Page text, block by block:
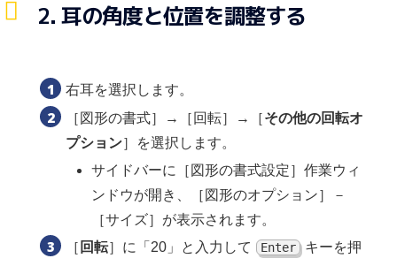
2. 耳の角度と位置を調整する
右耳を選択します。
［図形の書式］→［回転］→［その他の回転オ
プション］を選択します。
サイドバーに［図形の書式設定］作業ウィ
ンドウが開き、［図形のオプション］－
［サイズ］が表示されます。
［ 回転］に「20」と入力して Enter
キーを押